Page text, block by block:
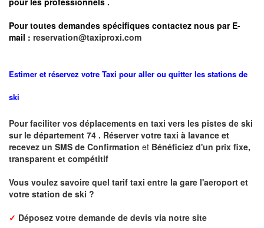
Pour toutes demandes spécifiques contactez nous par E-
mail : reservation@taxiproxi.com
Estimer et réservez votre Taxi pour aller ou quitter les stations de
ski
Pour faciliter vos déplacements en taxi vers les pistes de ski
sur le département 74 . Réserver votre taxi à lavance et
recevez un SMS de Confirmation et Bénéficiez d'un prix fixe,
transparent et compétitif
Vous voulez savoire quel tarif taxi entre la gare l'aeroport et
votre station de ski ?
✓ Déposez votre demande de devis via notre site